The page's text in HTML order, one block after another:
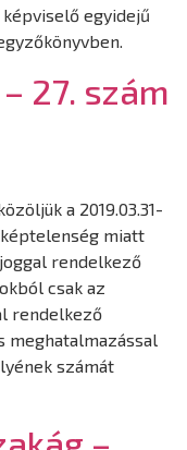
egyidejű
27. szám
a 2019.03.31-
miatt
rendelkező
csak az
rendelkező
meghatalmazással
számát